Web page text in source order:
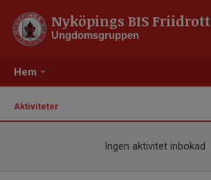
Hem
Nyköpings BIS Friidrott
Ungdomsgruppen
Aktiviteter
Ingen aktivitet inbokad